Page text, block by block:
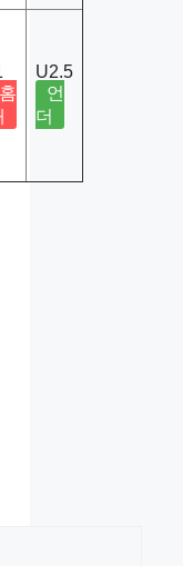
홈
U2.5
언
더